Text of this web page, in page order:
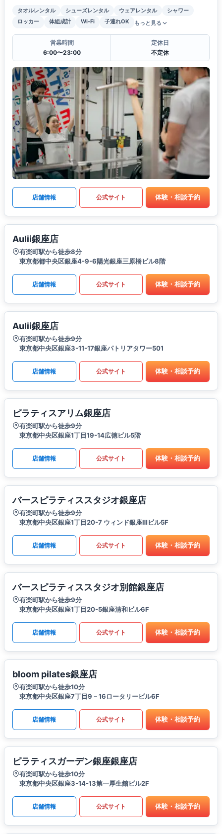
タオルレンタル シューズレンタル ウェアレンタル
シャワー
ロッカー
体組成計 Wi-Fi 子連れOK もっと見る
営業時間
6:00〜23:00
定休日
不定休
店舗情報 公式サイト 体験・相談予約
Aulii銀座店
有楽町駅から徒歩8分
東京都都中央区銀座4-9-6陽光銀座三原橋ビル8階
店舗情報 公式サイト 体験・相談予約
Aulii銀座店
有楽町駅から徒歩9分
東京都中央区銀座3-11-17銀座パトリアタワー501
店舗情報 公式サイト 体験・相談予約
ピラティスアリム銀座店
有楽町駅から徒歩9分
東京都中央区銀座1丁目19-14広徳ビル5階
店舗情報 公式サイト 体験・相談予約
バースピラティススタジオ銀座店
有楽町駅から徒歩9分
東京都中央区銀座1丁目20-7 ウィンド銀座Ⅲビル5F
店舗情報 公式サイト 体験・相談予約
バースピラティススタジオ別館銀座店
有楽町駅から徒歩9分
東京都中央区銀座1丁目20-5銀座清和ビル6F
店舗情報 公式サイト 体験・相談予約
bloom pilates銀座店
有楽町駅から徒歩10分
東京都中央区銀座7丁目9－16ロータリービル6F
店舗情報 公式サイト 体験・相談予約
ピラティスガーデン銀座銀座店
有楽町駅から徒歩10分
東京都中央区銀座3-14-13第一厚生館ビル2F
店舗情報 公式サイト 体験・相談予約